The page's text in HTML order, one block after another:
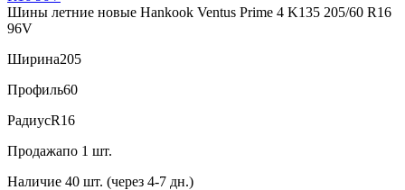
Шины летние новые Hankook Ventus Prime 4 K135 205/60 R16
96V
Ширина205
Профиль60
РадиусR16
Продажапо 1 шт.
Наличие 40 шт. (через 4-7 дн.)